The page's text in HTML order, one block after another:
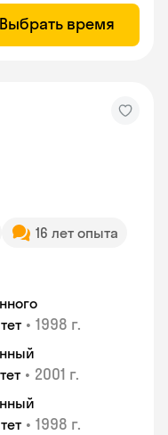
Выбрать время
16 лет опыта
• 1998 г.
• 2001 г.
• 1998 г.